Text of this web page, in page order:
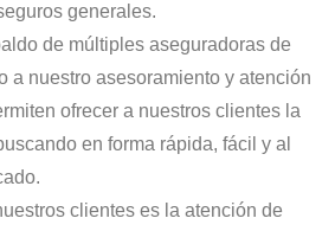
generales.
de múltiples aseguradoras de
a nuestro asesoramiento y atención
ofrecer a nuestros clientes la
en forma rápida, fácil y al
clientes es la atención de